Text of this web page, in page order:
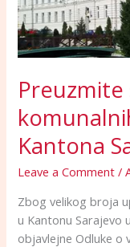
Preuzmite
Kantona
Leave a Comment /
Zbog velikog broja
u Kantonu Sarajevo
objavlejne Odluke o
komunalnih
taksi
na
Kantona
Sarajevo